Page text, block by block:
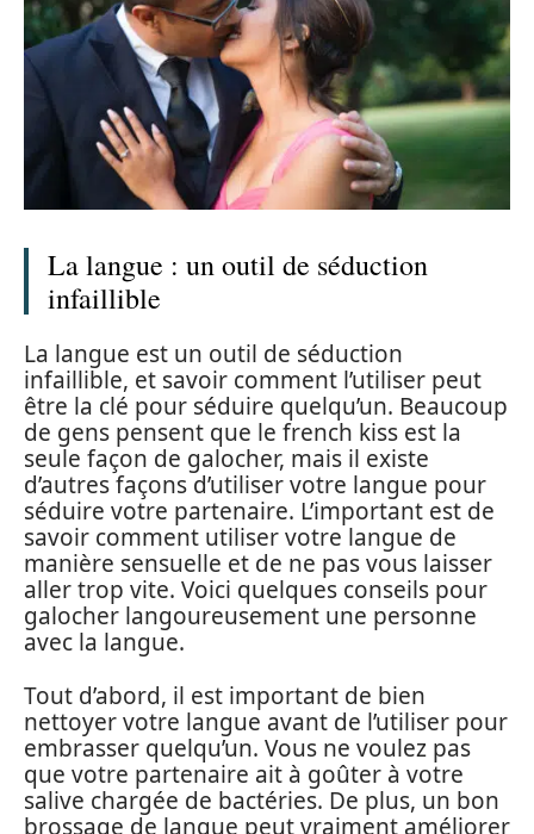
La langue : un outil de séduction
infaillible
La langue est un outil de séduction
infaillible, et savoir comment l’utiliser peut
être la clé pour séduire quelqu’un. Beaucoup
de gens pensent que le french kiss est la
seule façon de galocher, mais il existe
d’autres façons d’utiliser votre langue pour
séduire votre partenaire. L’important est de
savoir comment utiliser votre langue de
manière sensuelle et de ne pas vous laisser
aller trop vite. Voici quelques conseils pour
galocher langoureusement une personne
avec la langue.
Tout d’abord, il est important de bien
nettoyer votre langue avant de l’utiliser pour
embrasser quelqu’un. Vous ne voulez pas
que votre partenaire ait à goûter à votre
salive chargée de bactéries. De plus, un bon
brossage de langue peut vraiment améliorer